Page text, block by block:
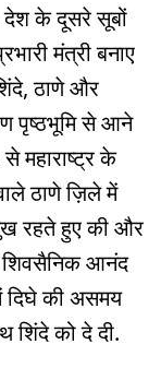
देश के दूसरे सूबों
मंत्री बनाए
ठाणे और
पृष्ठभूमि से आने
महाराष्ट्र के
ठाणे ज़िले में
रहते हुए की और
शिवसैनिक आनंद
दिघे की असमय
शिंदे को दे दी.